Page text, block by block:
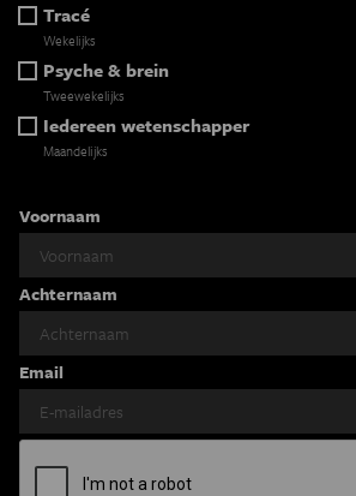
Tracé
Wekelijks
Psyche & brein
Tweewekelijks
Iedereen wetenschapper
Maandelijks
Voornaam
Achternaam
Email